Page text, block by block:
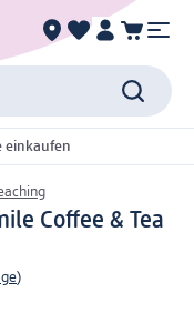
einkaufen
Coffee & Tea
)